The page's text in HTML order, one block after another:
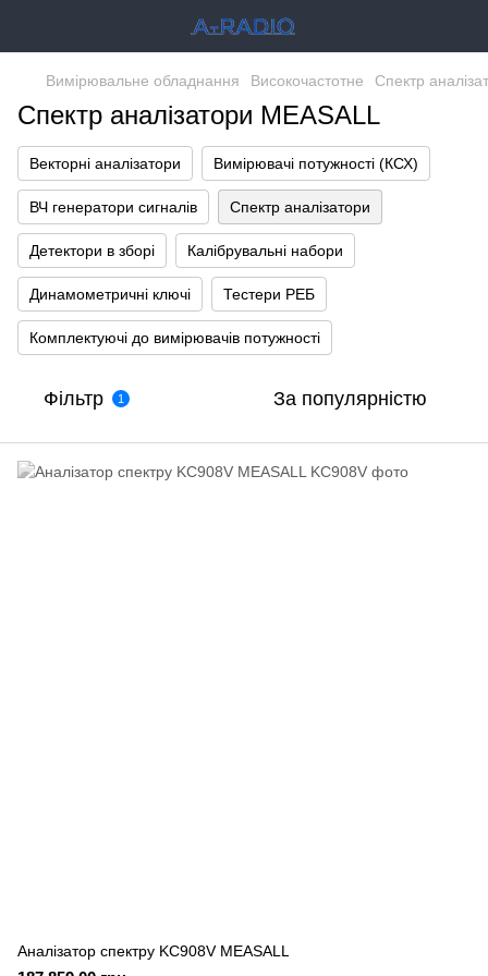
Вимірювальне обладнання Високочастотне Спектр
Спектр аналізатори MEASALL
Векторні аналізатори Вимірювачі потужності (КСХ)
ВЧ генератори сигналів Спектр аналізатори
Детектори в зборі Калібрувальні набори
Динамометричні ключі Тестери РЕБ
Комплектуючі до вимірювачів потужності
Фільтр 1 За популярністю
Аналізатор спектру KC908V MEASALL